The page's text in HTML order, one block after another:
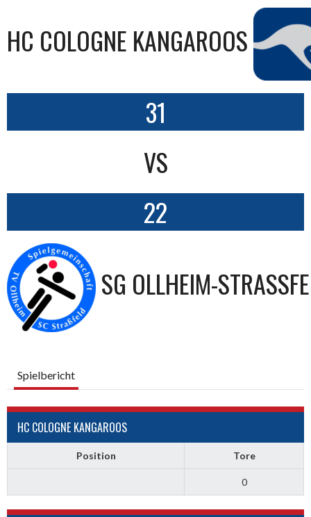
HC COLOGNE KANGAROOS
31
VS
22
SG OLLHEIM-
Spielbericht
HC COLOGNE KANGAROOS
Position Tore
0